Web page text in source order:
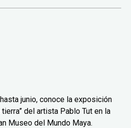
junio, conoce la exposición
del artista Pablo Tut en la
Museo del Mundo Maya.